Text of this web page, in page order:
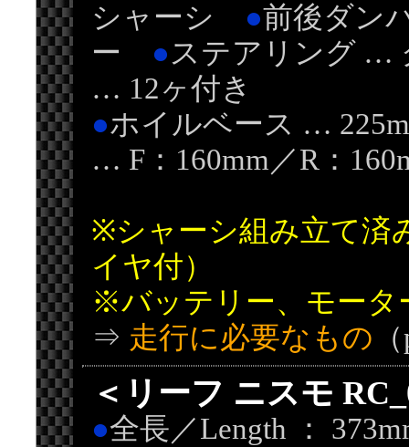
シャーシ ●前後ダン
ー ●ステアリング
… 12ヶ付き
●ホイルベース …
… F：160mm／R：
※シャーシ組み立て済
イヤ付）
※バッテリー、モータ
⇒ 走行に必要なもの
＜リーフ ニスモ
●全長／Length ：